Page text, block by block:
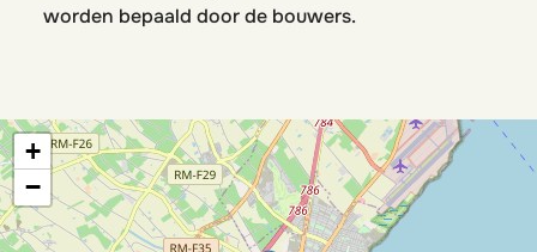
worden bepaald door de bouwers.
+
−